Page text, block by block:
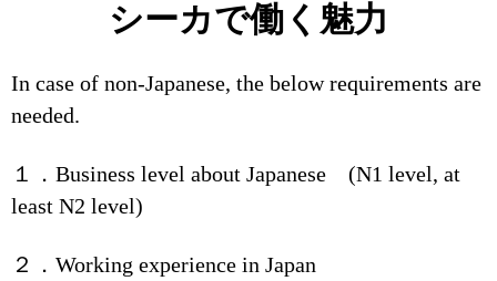
シーカで働く魅力
In case of non-Japanese, the below requirements are
needed.
１．Business level about Japanese (N1 level, at
least N2 level)
２．Working experience in Japan